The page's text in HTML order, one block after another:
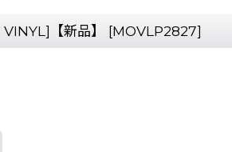
【新品】 [MOVLP2827]